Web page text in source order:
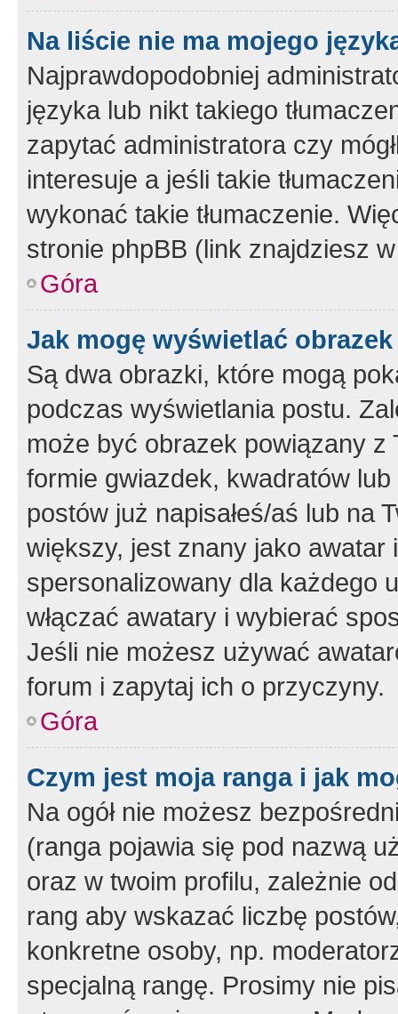
Na liście nie ma mojego
Najprawdopodobniej
języka lub nikt takiego
zapytać administratora czy
interesuje a jeśli takie
wykonać takie tłumaczenie.
stronie phpBB (link znajdziesz
Góra
Jak mogę wyświetlać
Są dwa obrazki, które mogą
podczas wyświetlania postu.
może być obrazek powiązany z
formie gwiazdek, kwadratów
postów już napisałeś/aś lub na
większy, jest znany jako
spersonalizowany dla każdego
włączać awatary i wybierać
Jeśli nie możesz używać
forum i zapytaj ich o przyczyny.
Góra
Czym jest moja ranga i jak
Na ogół nie możesz
(ranga pojawia się pod nazwą
oraz w twoim profilu, zależnie
rang aby wskazać liczbę
konkretne osoby, np.
specjalną rangę. Prosimy nie